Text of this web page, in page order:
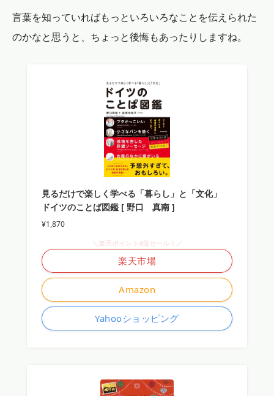
言葉を知っていればもっといろいろなことを伝えられた
のかなと思うと、ちょっと後悔もあったりしますね。
見るだけで楽しく学べる「暮らし」と「文化」
ドイツのことば図鑑 [ 野口 真南 ]
¥1,870
Amazon
＼楽天ポイント4倍セール！／
楽天市場
Yahooショッピング